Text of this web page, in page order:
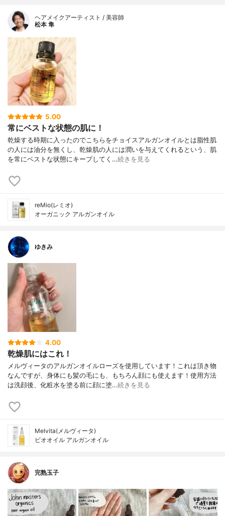
ヘアメイクアーティスト / 美容師
松本 隼
5.00
常にベストな状態の肌に！
乾燥する時期に入ったのでこちらをチョイスアルガンオイルとは脂性肌
の人には油分を無くし、乾燥肌の人には潤いを与えてくれるという、肌
を常にベストな状態にキープしてく…続きを見る
reMio(レミオ)
オーガニック アルガンオイル
ゆきみ
4.00
乾燥肌にはこれ！
メルヴィータのアルガンオイルローズを使用しています！これは頂き物
なんですが、身体にも髪の毛にも、もちろん顔にも使えます！使用方法
は洗顔後、化粧水を塗る前に顔に塗…続きを見る
Melvita(メルヴィータ)
ビオオイル アルガンオイル
完熟玉子